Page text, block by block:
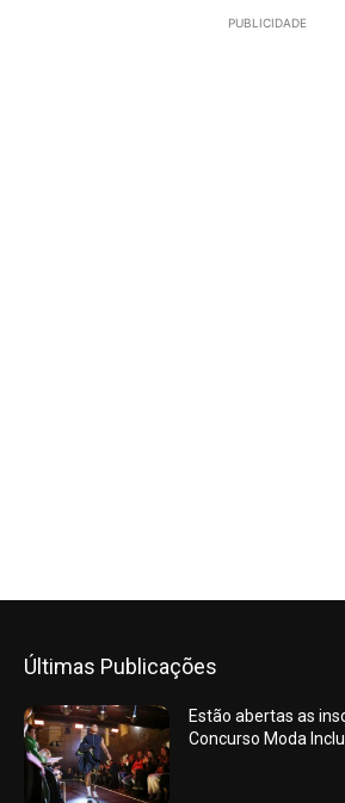
PUBLICIDADE
Últimas Publicações
Estão abertas as
Concurso Moda